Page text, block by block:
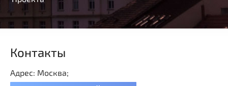
Контакты
Адрес: Москва;